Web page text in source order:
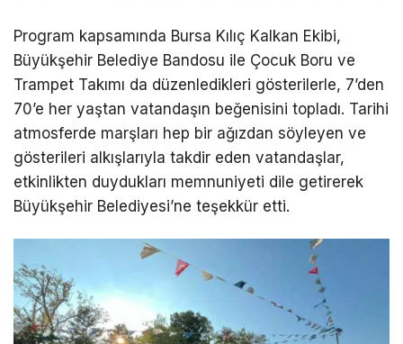
Program kapsamında Bursa Kılıç Kalkan Ekibi,
Büyükşehir Belediye Bandosu ile Çocuk Boru ve
Trampet Takımı da düzenledikleri gösterilerle, 7’den
70’e her yaştan vatandaşın beğenisini topladı. Tarihi
atmosferde marşları hep bir ağızdan söyleyen ve
gösterileri alkışlarıyla takdir eden vatandaşlar,
etkinlikten duydukları memnuniyeti dile getirerek
Büyükşehir Belediyesi’ne teşekkür etti.